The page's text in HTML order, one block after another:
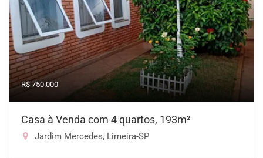
R$ 750.000
Casa à Venda com 4 quartos, 193m²
Jardim Mercedes, Limeira-SP